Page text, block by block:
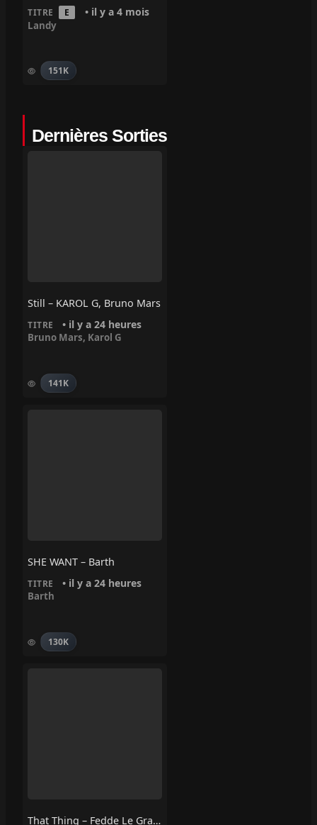
TITRE E • il y a 4 mois
Landy
151K
Dernières Sorties
Still – KAROL G, Bruno Mars
TITRE • il y a 24 heures
Bruno Mars, Karol G
141K
SHE WANT – Barth
TITRE • il y a 24 heures
Barth
130K
That Thing – Fedde Le Grand